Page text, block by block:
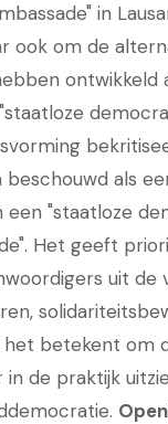
in
ook om de
ontwikkeld
als
"staatloze
Het geeft
uit de
betekent om
de praktijk